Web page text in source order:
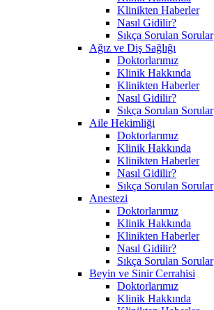
Klinikten Haberler
Nasıl Gidilir?
Sıkça Sorulan Sorular
Ağız ve Diş Sağlığı
Doktorlarımız
Klinik Hakkında
Klinikten Haberler
Nasıl Gidilir?
Sıkça Sorulan Sorular
Aile Hekimliği
Doktorlarımız
Klinik Hakkında
Klinikten Haberler
Nasıl Gidilir?
Sıkça Sorulan Sorular
Anestezi
Doktorlarımız
Klinik Hakkında
Klinikten Haberler
Nasıl Gidilir?
Sıkça Sorulan Sorular
Beyin ve Sinir Cerrahisi
Doktorlarımız
Klinik Hakkında